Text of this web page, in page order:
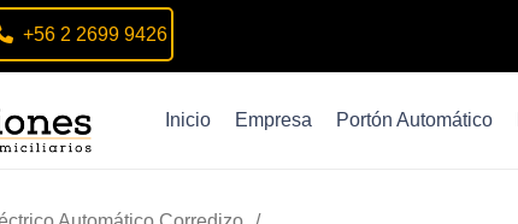
+56 2 2699 9426
Inicio Empresa Portón Automático